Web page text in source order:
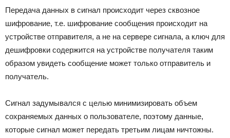
Передача данных в сигнал происходит через сквозное
шифрование, т.е. шифрование сообщения происходит на
устройстве отправителя, а не на сервере сигнала, а ключ для
дешифровки содержится на устройстве получателя таким
образом увидеть сообщение может только отправитель и
получатель.
Сигнал задумывался с целью минимизировать объем
сохраняемых данных о пользователе, поэтому данные,
которые сигнал может передать третьим лицам ничтожны.